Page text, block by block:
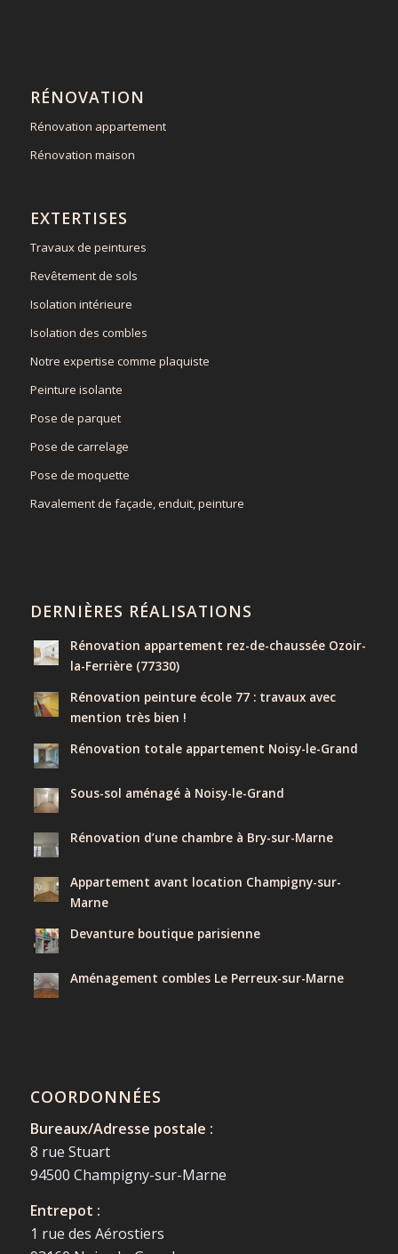
RÉNOVATION
Rénovation appartement
Rénovation maison
EXTERTISES
Travaux de peintures
Revêtement de sols
Isolation intérieure
Isolation des combles
Notre expertise comme plaquiste
Peinture isolante
Pose de parquet
Pose de carrelage
Pose de moquette
Ravalement de façade, enduit, peinture
DERNIÈRES RÉALISATIONS
Rénovation appartement rez-de-chaussée Ozoir-
la-Ferrière (77330)
Rénovation peinture école 77 : travaux avec
mention très bien !
Rénovation totale appartement Noisy-le-Grand
Sous-sol aménagé à Noisy-le-Grand
Rénovation d’une chambre à Bry-sur-Marne
Appartement avant location Champigny-sur-
Marne
Devanture boutique parisienne
Aménagement combles Le Perreux-sur-Marne
COORDONNÉES
Bureaux/Adresse postale :
8 rue Stuart
94500 Champigny-sur-Marne
Entrepot :
1 rue des Aérostiers